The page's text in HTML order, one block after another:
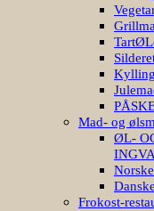
Kylling
Mad- og
ØL-
Frokost-